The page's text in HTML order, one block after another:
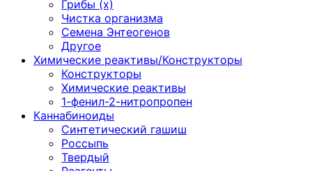
Грибы (х)
Чистка организма
Семена Энтеогенов
Другое
Химические реактивы/Конструкторы
Конструкторы
Химические реактивы
1-фенил-2-нитропропен
Каннабиноиды
Синтетический гашиш
Россыпь
Твердый